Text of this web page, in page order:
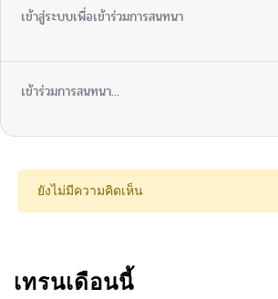
เข้าสู่ระบบเพื่อเข้าร่วมการสนทนา
เข้าร่วมการสนทนา...
ยังไม่มีความคิดเห็น
เทรนเดือนนี้